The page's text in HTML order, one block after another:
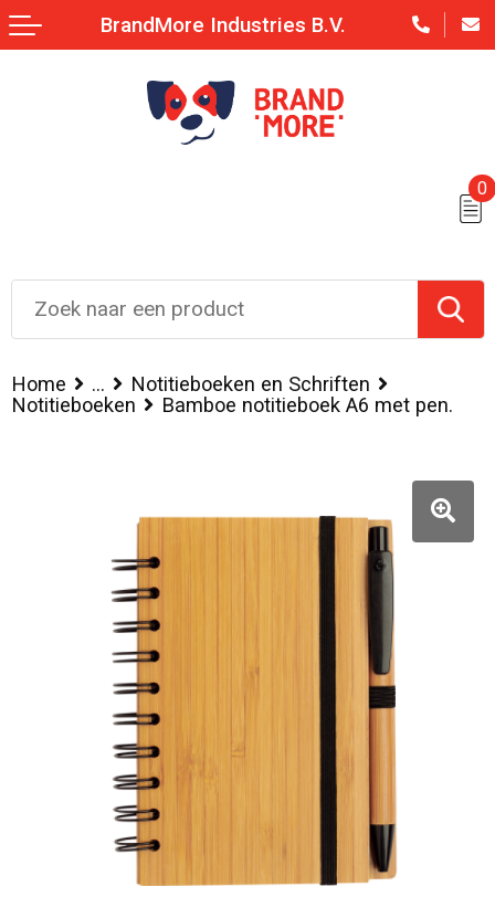
0
BrandMore Industries B.V.
Home ...
Notitieboeken en Schriften
Notitieboeken
Bamboe notitieboek A6 met pen.